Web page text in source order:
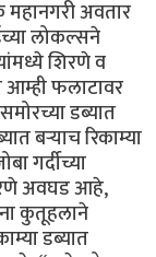
अवतार
लोकल्सने
शिरणे व
फलाटावर
डब्यात
बऱ्याच रिकाम्या
गर्दीच्या
अवघड आहे,
कुतूहलाने
डब्यात